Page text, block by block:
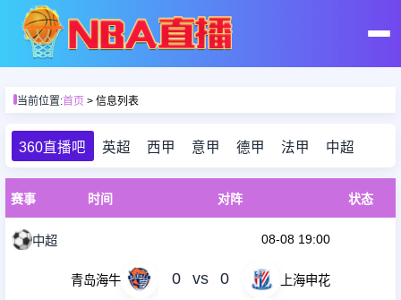
首页
足球直播
篮球直播
足球录像
当前位置:首页 > 信息列表
360直播吧 英超 西甲 意甲 德甲 法甲 中超
赛事 时间 对阵 状态
中超 08-08 19:00
青岛海牛 0 vs 0 上海申花